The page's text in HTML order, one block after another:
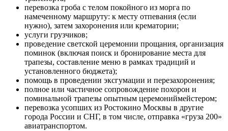
перевозка гроба с телом покойного из морга по
намеченному маршруту: к месту отпевания (если
нужно), затем захоронения или крематории;
услуги грузчиков;
проведение светской церемонии прощания, организация
поминок (включая поиск и бронирование места для
трапезы, составление меню в рамках традиций и
установленного бюджета);
помощь в проведении эксгумации и перезахоронения;
полное или частичное сопровождение похорон и
поминальной трапезы опытным церемониймейстером;
перевозка усопших из Ростокино Москвы в другие
города России и СНГ, в том числе, отправка «груза 200»
авиатранспортом.